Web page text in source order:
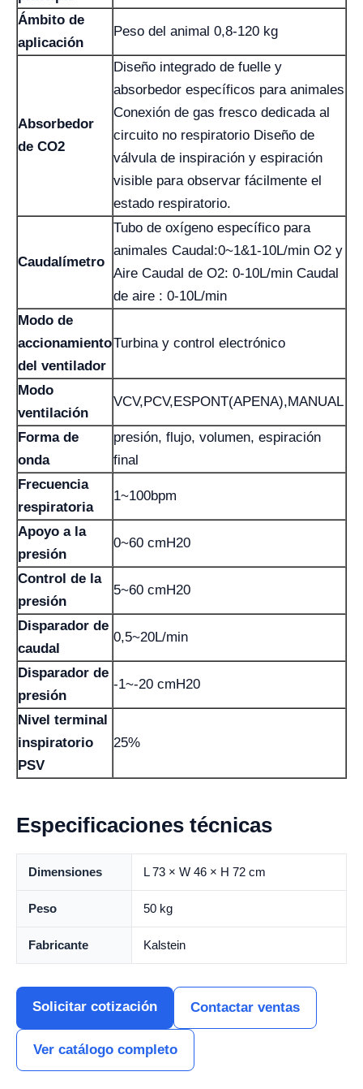
Ámbito de
aplicación
Peso del animal 0,8-120 kg
Absorbedor
de CO2
Diseño integrado de fuelle y
absorbedor específicos para animales
Conexión de gas fresco dedicada al
circuito no respiratorio Diseño de
válvula de inspiración y espiración
visible para observar fácilmente el
estado respiratorio.
Caudalímetro
Tubo de oxígeno específico para
animales Caudal:0~1&1-10L/min O2 y
Aire Caudal de O2: 0-10L/min Caudal
de aire : 0-10L/min
Modo de
accionamiento
del ventilador
Turbina y control electrónico
Modo
ventilación
VCV,PCV,ESPONT(APENA),MANUAL
Forma de
onda
presión, flujo, volumen, espiración
final
Frecuencia
respiratoria
1~100bpm
Apoyo a la
presión
0~60 cmH20
Control de la
presión
5~60 cmH20
Disparador de
caudal
0,5~20L/min
Disparador de
presión
-1~-20 cmH20
Nivel terminal
inspiratorio
PSV
25%
Especificaciones técnicas
Dimensiones L 73 × W 46 × H 72 cm
Peso 50 kg
Fabricante Kalstein
Solicitar cotización Contactar ventas
Ver catálogo completo